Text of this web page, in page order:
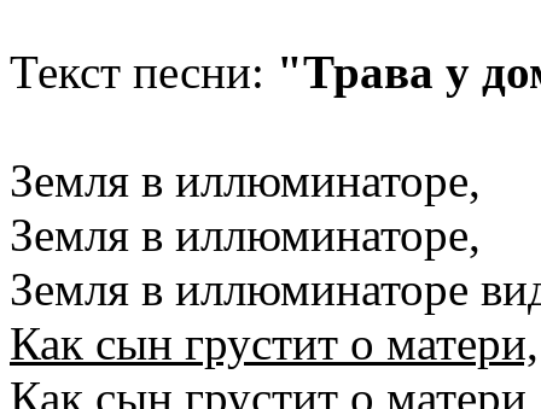
Текст песни: "Трава у
Земля в иллюминаторе,
Земля в иллюминаторе,
Земля в иллюминаторе
Как сын грустит о матери,
Как сын грустит о матери,